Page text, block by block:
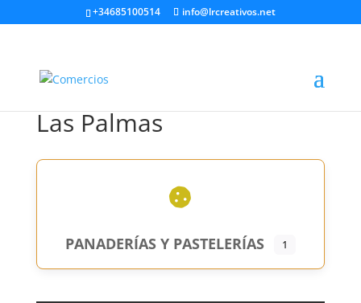
+34685100514 info@lrcreativos.net
Las Palmas
PANADERÍAS Y PASTELERÍAS 1